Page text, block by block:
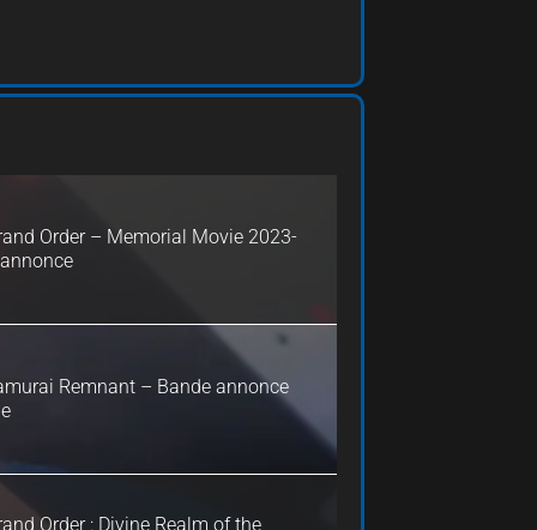
Order – Memorial Movie 2023-
Remnant – Bande annonce
Order : Divine Realm of the